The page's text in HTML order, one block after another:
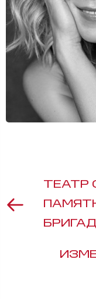
ТЕАТР